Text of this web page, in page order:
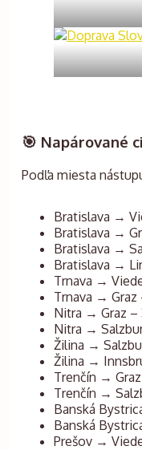
🎯 Napárované
Podľa miesta
Bratislava →
Bratislava →
Bratislava →
Bratislava →
Trnava →
Trnava → Graz
Nitra → Graz –
Nitra →
Žilina →
Žilina →
Trenčín →
Trenčín →
Banská
Banská
Prešov →